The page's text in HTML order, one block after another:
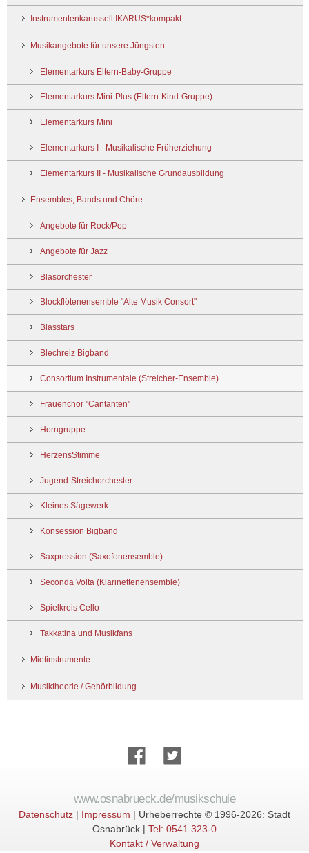
Instrumentenkarussell IKARUS*kompakt
Musikangebote für unsere Jüngsten
Elementarkurs Eltern-Baby-Gruppe
Elementarkurs Mini-Plus (Eltern-Kind-Gruppe)
Elementarkurs Mini
Elementarkurs I - Musikalische Früherziehung
Elementarkurs II - Musikalische Grundausbildung
Ensembles, Bands und Chöre
Angebote für Rock/Pop
Angebote für Jazz
Blasorchester
Blockflötenensemble "Alte Musik Consort"
Blasstars
Blechreiz Bigband
Consortium Instrumentale (Streicher-Ensemble)
Frauenchor "Cantanten"
Horngruppe
HerzensStimme
Jugend-Streichorchester
Kleines Sägewerk
Konsession Bigband
Saxpression (Saxofonensemble)
Seconda Volta (Klarinettenensemble)
Spielkreis Cello
Takkatina und Musikfans
Mietinstrumente
Musiktheorie / Gehörbildung
www.osnabrueck.de/musikschule
Datenschutz | Impressum | Urheberrechte © 1996-2026: Stadt
Osnabrück | Tel: 0541 323-0
Kontakt / Verwaltung